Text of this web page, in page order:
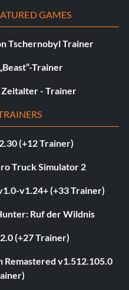
GAMES
Tschernobyl Trainer
Trainer
- Trainer
(+12 Trainer)
Truck Simulator 2
v1.24+ (+33 Trainer)
Ruf der Wildnis
(+27 Trainer)
Remastered v1.512.105.0